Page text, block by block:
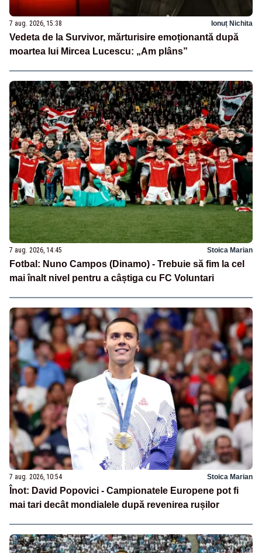
7 aug. 2026, 15:38 Ionuț Nichita
Vedeta de la Survivor, mărturisire emoționantă după
moartea lui Mircea Lucescu: „Am plâns”
7 aug. 2026, 14:45 Stoica Marian
Fotbal: Nuno Campos (Dinamo) - Trebuie să fim la cel
mai înalt nivel pentru a câștiga cu FC Voluntari
7 aug. 2026, 10:54 Stoica Marian
Înot: David Popovici - Campionatele Europene pot fi
mai tari decât mondialele după revenirea rușilor